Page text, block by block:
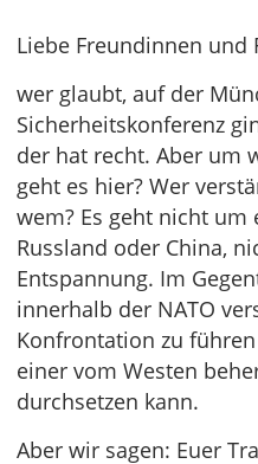
Liebe Freundinnen und
wer glaubt, auf der
Sicherheitskonferenz
der hat recht. Aber um
geht es hier? Wer
wem? Es geht nicht
Russland oder China,
Entspannung. Im
innerhalb der NATO
Konfrontation zu
einer vom Westen
durchsetzen kann.
Aber wir sagen: Euer